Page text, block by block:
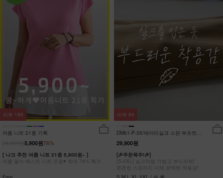
여름 니트 21종 기획
76%
5,900원
[ 나크 추천 여름 니트 21종 5,900원~ ]
여름 필수 베스트 니트 모음♥ 최대 76% 특가
리뷰 185
DM61-P-35/에어리실크 스판 부츠컷팬
츠_DY
29,900원
[🎉주문폭주!🎉]
[S-2XL] 실크처럼 가볍고 부드러워!
쫀쫀한 스판까지 더해 완벽한 착용감!
리뷰 94